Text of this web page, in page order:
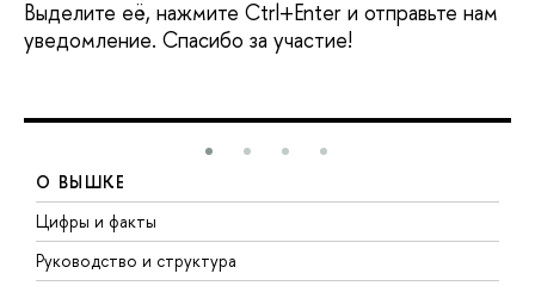
Выделите её, нажмите Ctrl+Enter и отправьте нам
уведомление. Спасибо за участие!
О ВЫШКЕ
Цифры и факты
Руководство и структура